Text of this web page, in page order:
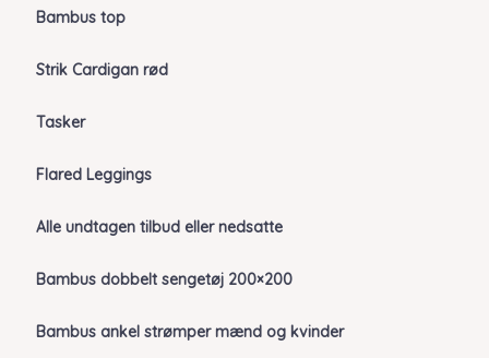
Bambus top
Strik Cardigan rød
Tasker
Flared Leggings
Alle undtagen tilbud eller nedsatte
Bambus dobbelt sengetøj 200×200
Bambus ankel strømper mænd og kvinder